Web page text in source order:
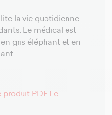
la vie quotidienne
Le médical est
gris éléphant et en
produit PDF Le